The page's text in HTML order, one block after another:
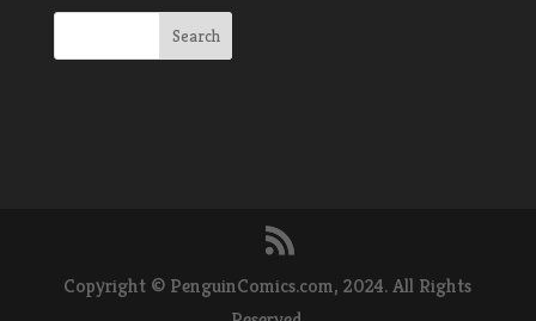
Copyright © PenguinComics.com, 2024. All Rights